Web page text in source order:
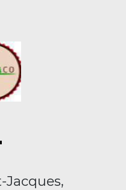
Jacques,